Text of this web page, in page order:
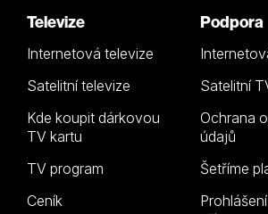
Televize
Internetová televize
Satelitní televize
Kde koupit dárkovou
TV kartu
TV program
Ceník
Podpora
Satelitní
Ochrana
údajů
Šetříme